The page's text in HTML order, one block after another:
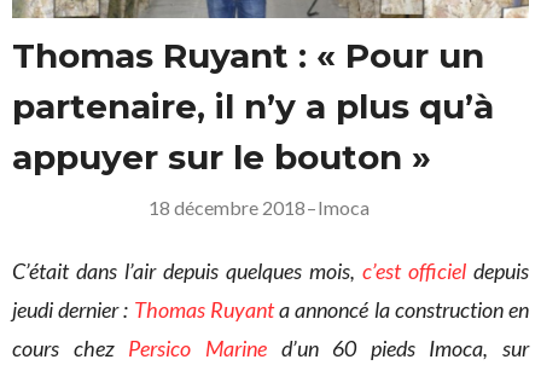
Thomas Ruyant : « Pour un
partenaire, il n’y a plus qu’à
appuyer sur le bouton »
18 décembre 2018–Imoca
C’était dans l’air depuis quelques mois, c’est officiel depuis
jeudi dernier : Thomas Ruyanta annoncé la construction en
cours chez Persico Marined’un 60 pieds Imoca, sur